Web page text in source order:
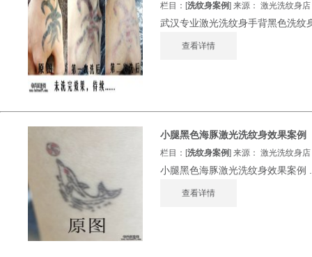
栏目：[洗纹身案例] 来源： 激光洗纹身
武汉专业激光洗纹身手背黑色洗纹
查看详情
小腿黑色海豚激光洗纹身效果案例
栏目：[洗纹身案例] 来源： 激光洗纹身
小腿黑色海豚激光洗纹身效果案例
查看详情